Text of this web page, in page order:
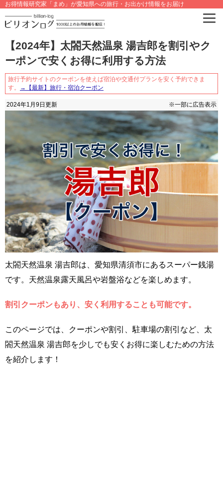
お得情報研究家「まめ」が愛知県への旅行・お出かけ情報をお届け
【2024年】太閤天然温泉 湯吉郎を割引やク
ーポンで安くお得に利用する方法
旅行予約サイトのクーポンを使えば宿泊や交通付プランを安く予約できま
す。
→【最新】旅行・宿泊クーポン
2024年1月9日 更新 ※一部に広告表示
太閤天然温泉 湯吉郎は、愛知県清須市にあるスーパー銭湯
です。天然温泉露天風呂や岩盤浴などを楽しめます。
割引クーポンもあり、安く利用することも可能です。
このページでは、クーポンや割引、駐車場の割引など、太
閤天然温泉 湯吉郎を少しでも安くお得に楽しむための方法
を紹介します！